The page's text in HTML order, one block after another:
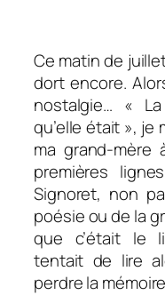
Ce matin de
dort encore.
nostalgie… «
qu’elle était »,
ma grand-
premières
Signoret, non
poésie ou de la
que c’était le
tentait de lire
perdre la